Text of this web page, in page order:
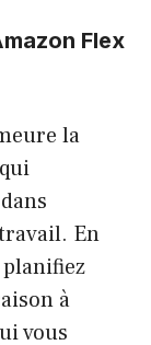
Flex
la
En
à
vous